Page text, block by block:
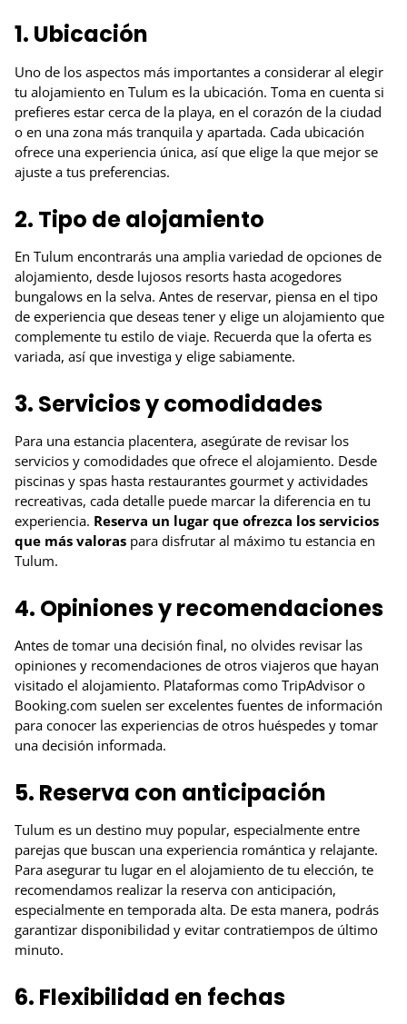
1. Ubicación
Uno de los aspectos más importantes a considerar al elegir
tu alojamiento en Tulum es la ubicación. Toma en cuenta si
prefieres estar cerca de la playa, en el corazón de la ciudad
o en una zona más tranquila y apartada. Cada ubicación
ofrece una experiencia única, así que elige la que mejor se
ajuste a tus preferencias.
2. Tipo de alojamiento
En Tulum encontrarás una amplia variedad de opciones de
alojamiento, desde lujosos resorts hasta acogedores
bungalows en la selva. Antes de reservar, piensa en el tipo
de experiencia que deseas tener y elige un alojamiento que
complemente tu estilo de viaje. Recuerda que la oferta es
variada, así que investiga y elige sabiamente.
3. Servicios y comodidades
Para una estancia placentera, asegúrate de revisar los
servicios y comodidades que ofrece el alojamiento. Desde
piscinas y spas hasta restaurantes gourmet y actividades
recreativas, cada detalle puede marcar la diferencia en tu
experiencia. Reserva un lugar que ofrezca los servicios
que más valoras para disfrutar al máximo tu estancia en
Tulum.
4. Opiniones y recomendaciones
Antes de tomar una decisión final, no olvides revisar las
opiniones y recomendaciones de otros viajeros que hayan
visitado el alojamiento. Plataformas como TripAdvisor o
Booking.com suelen ser excelentes fuentes de información
para conocer las experiencias de otros huéspedes y tomar
una decisión informada.
5. Reserva con anticipación
Tulum es un destino muy popular, especialmente entre
parejas que buscan una experiencia romántica y relajante.
Para asegurar tu lugar en el alojamiento de tu elección, te
recomendamos realizar la reserva con anticipación,
especialmente en temporada alta. De esta manera, podrás
garantizar disponibilidad y evitar contratiempos de último
minuto.
6. Flexibilidad en fechas